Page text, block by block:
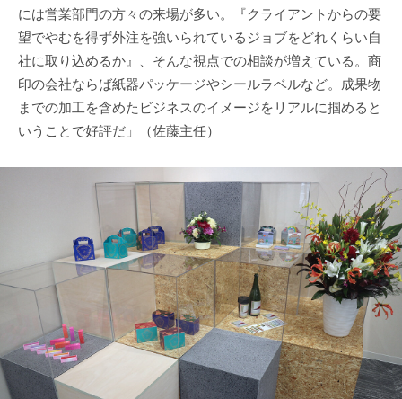
には営業部門の方々の来場が多い。『クライアントからの要
望でやむを得ず外注を強いられているジョブをどれくらい自
社に取り込めるか』、そんな視点での相談が増えている。商
印の会社ならば紙器パッケージやシールラベルなど。成果物
までの加工を含めたビジネスのイメージをリアルに掴めると
いうことで好評だ」（佐藤主任）